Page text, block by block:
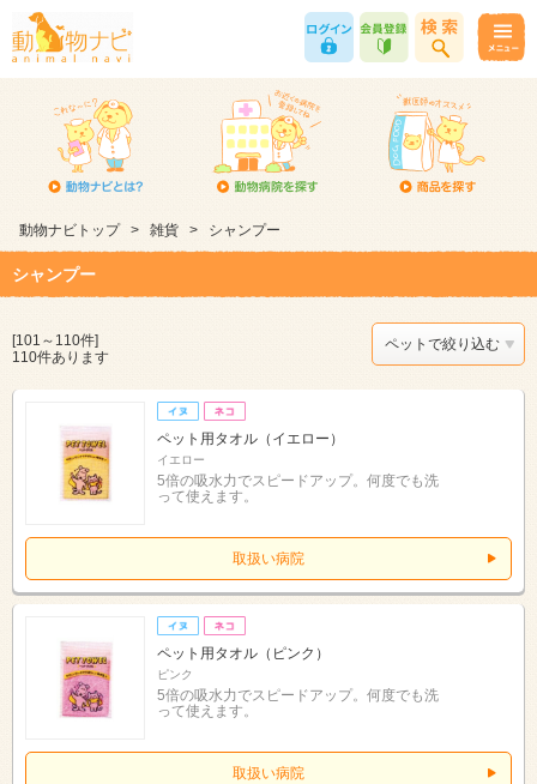
動物ナビトップ > 雑貨 > シャンプー
シャンプー
[101～110件]
110件あります
ペットで絞り込む
ペット用タオル（イエロー）
イエロー
5倍の吸水力でスピードアップ。何度でも洗
って使えます。
取扱い病院
ペット用タオル（ピンク）
ピンク
5倍の吸水力でスピードアップ。何度でも洗
って使えます。
取扱い病院